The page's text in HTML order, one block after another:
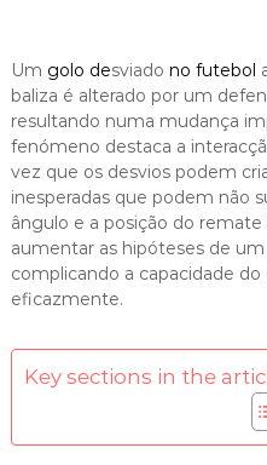
Um golo desviado no futebol
baliza é alterado por um
resultando numa mudança
fenómeno destaca a
vez que os desvios podem
inesperadas que podem não
ângulo e a posição do remate
aumentar as hipóteses de
complicando a capacidade
eficazmente.
Key sections in the